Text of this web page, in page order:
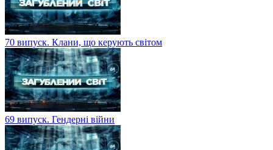
70 випуск. Клани, що керують світом
69 випуск. Гендерні війни